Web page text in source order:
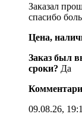
Заказал
спасибо
Цена,
Заказ был
сроки? Да
09.08.26,